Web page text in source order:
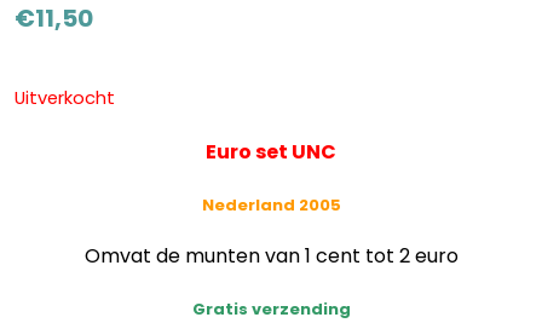
€11,50
Uitverkocht
Euro set UNC
Nederland 2005
Omvat de munten van 1 cent tot 2 euro
Gratis verzending